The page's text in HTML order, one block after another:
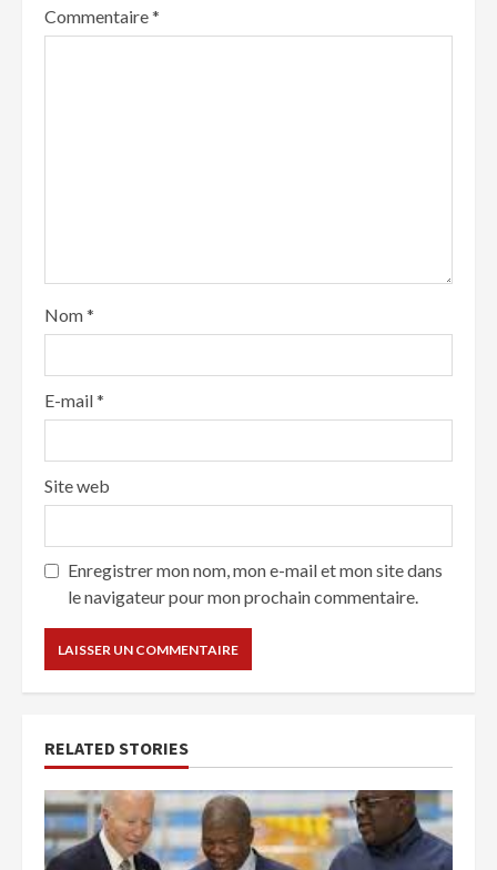
Commentaire*
Nom*
E-mail*
Site web
Enregistrer mon nom, mon e-mail et mon site dans
le navigateur pour mon prochain commentaire.
RELATED STORIES